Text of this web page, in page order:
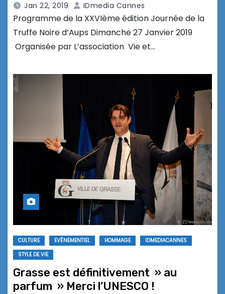
Jan 22, 2019 IDmedia Cannes
Programme de la XXVIème édition Journée de la
Truffe Noire d’Aups Dimanche 27 Janvier 2019
Organisée par L’association Vie et…
CULTURE EVÉNEMENTIEL HOMMAGE
IDMEDIACANNES
STYLE DE VIE
Grasse est définitivement » au
parfum » Merci l’UNESCO !